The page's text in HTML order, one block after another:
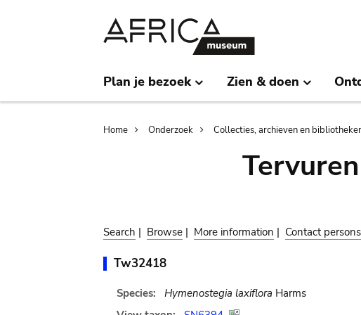
Plan je bezoek Zien & doen
Breadcrumb
Home Onderzoek Collecties, archieven en
Search | Browse | More information | Contact persons
Tw32418
Species: Hymenostegia laxiflora Harms